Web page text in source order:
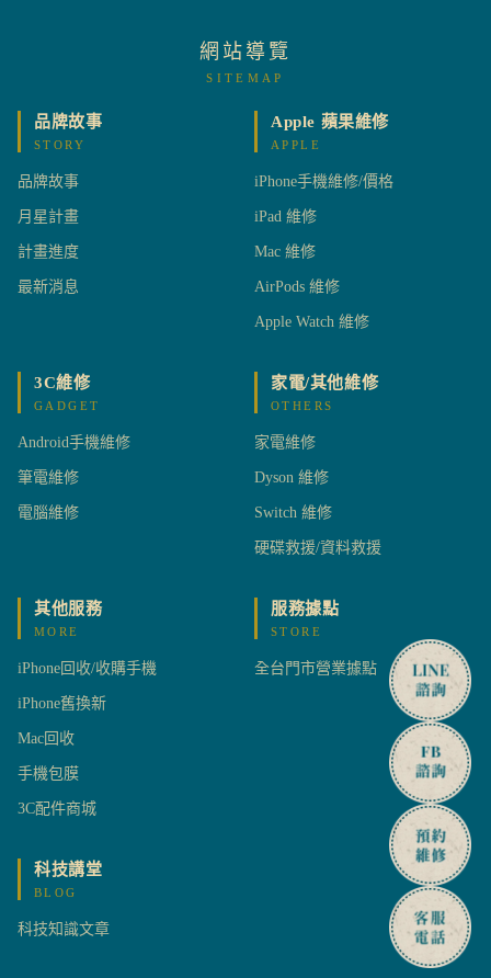
網站導覽
SITEMAP
品牌故事
STORY
品牌故事
月星計畫
計畫進度
最新消息
Apple 蘋果維修
APPLE
iPhone手機維修/價格
iPad 維修
Mac 維修
AirPods 維修
Apple Watch 維修
3C維修
GADGET
Android手機維修
筆電維修
電腦維修
家電/其他維修
OTHERS
家電維修
Dyson 維修
Switch 維修
硬碟救援/資料救援
其他服務
MORE
iPhone回收/收購手機
iPhone舊換新
Mac回收
手機包膜
3C配件商城
服務據點
STORE
全台門市營業據點
科技講堂
BLOG
科技知識文章